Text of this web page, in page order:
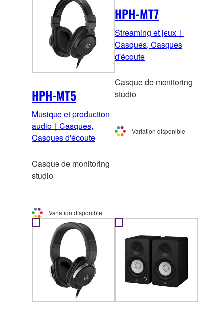
HPH-MT5
Musique et production
audio｜Casques,
Casques d'écoute
Casque de monitoring
studio
Variation disponible
HPH-MT7
Streaming et jeux｜
Casques, Casques
d'écoute
Casque de monitoring
studio
Variation disponible